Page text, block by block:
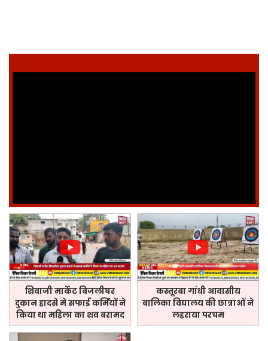
शिवाजी मार्केट बिजलीघर
दुकान हादसे मे सफाई कर्मियों ने
किया था महिला का शव बरामद
कस्तूरबा गांधी आवासीय
बालिका विद्यालय की छात्राओं ने
लहराया परचम